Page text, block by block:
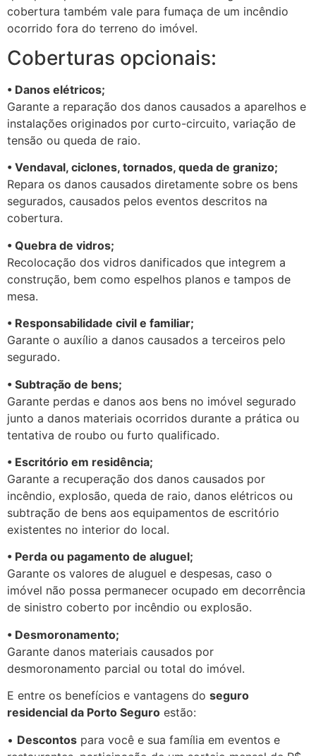
cobertura também vale para fumaça de um incêndio
ocorrido fora do terreno do imóvel.
Coberturas opcionais:
• Danos elétricos;
Garante a reparação dos danos causados a aparelhos e
instalações originados por curto-circuito, variação de
tensão ou queda de raio.
• Vendaval, ciclones, tornados, queda de granizo;
Repara os danos causados diretamente sobre os bens
segurados, causados pelos eventos descritos na
cobertura.
• Quebra de vidros;
Recolocação dos vidros danificados que integrem a
construção, bem como espelhos planos e tampos de
mesa.
• Responsabilidade civil e familiar;
Garante o auxílio a danos causados a terceiros pelo
segurado.
• Subtração de bens;
Garante perdas e danos aos bens no imóvel segurado
junto a danos materiais ocorridos durante a prática ou
tentativa de roubo ou furto qualificado.
• Escritório em residência;
Garante a recuperação dos danos causados por
incêndio, explosão, queda de raio, danos elétricos ou
subtração de bens aos equipamentos de escritório
existentes no interior do local.
• Perda ou pagamento de aluguel;
Garante os valores de aluguel e despesas, caso o
imóvel não possa permanecer ocupado em decorrência
de sinistro coberto por incêndio ou explosão.
• Desmoronamento;
Garante danos materiais causados por
desmoronamento parcial ou total do imóvel.
E entre os benefícios e vantagens do seguro
residencial da Porto Seguro estão:
• Descontos para você e sua família em eventos e